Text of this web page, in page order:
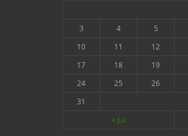
« Jul
3
4 5
10
11 12
17
18 19
24
25 26
31